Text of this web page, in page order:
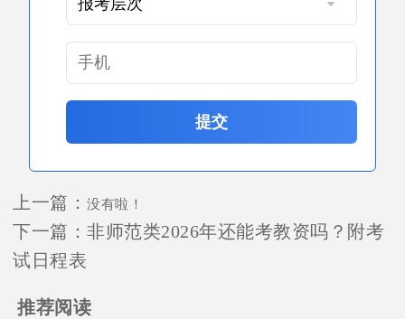
提交
上一篇：没有啦！
下一篇：非师范类2026年还能考教资吗？附考
试日程表
推荐阅读